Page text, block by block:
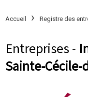
Accueil Registre des
Entreprises -
Sainte-